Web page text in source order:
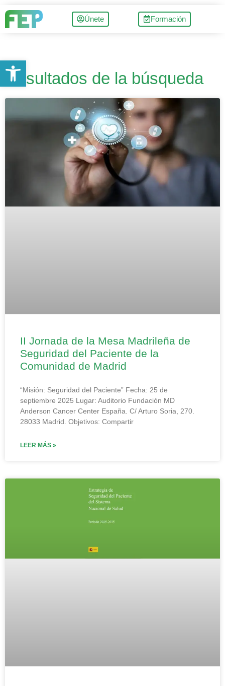
Únete Formación
Resultados de la búsqueda
II Jornada de la Mesa Madrileña de
Seguridad del Paciente de la
Comunidad de Madrid
“Misión: Seguridad del Paciente” Fecha: 25 de
septiembre 2025 Lugar: Auditorio Fundación MD
Anderson Cancer Center España. C/ Arturo Soria, 270.
28033 Madrid. Objetivos: Compartir
LEER MÁS »
Abrir barra de herramientas